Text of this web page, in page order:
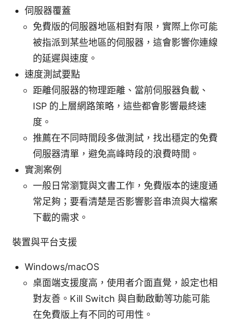
伺服器覆蓋
免費版的伺服器地區相對有限，實際上你可能
被指派到某些地區的伺服器，這會影響你連線
的延遲與速度。
速度測試要點
距離伺服器的物理距離、當前伺服器負載、
ISP 的上層網路策略，這些都會影響最終速
度。
推薦在不同時間段多做測試，找出穩定的免費
伺服器清單，避免高峰時段的浪費時間。
實測案例
一般日常瀏覽與文書工作，免費版本的速度通
常足夠；要看清楚是否影響影音串流與大檔案
下載的需求。
裝置與平台支援
Windows/macOS
桌面端支援度高，使用者介面直覺，設定也相
對友善。Kill Switch 與自動啟動等功能可能
在免費版上有不同的可用性。